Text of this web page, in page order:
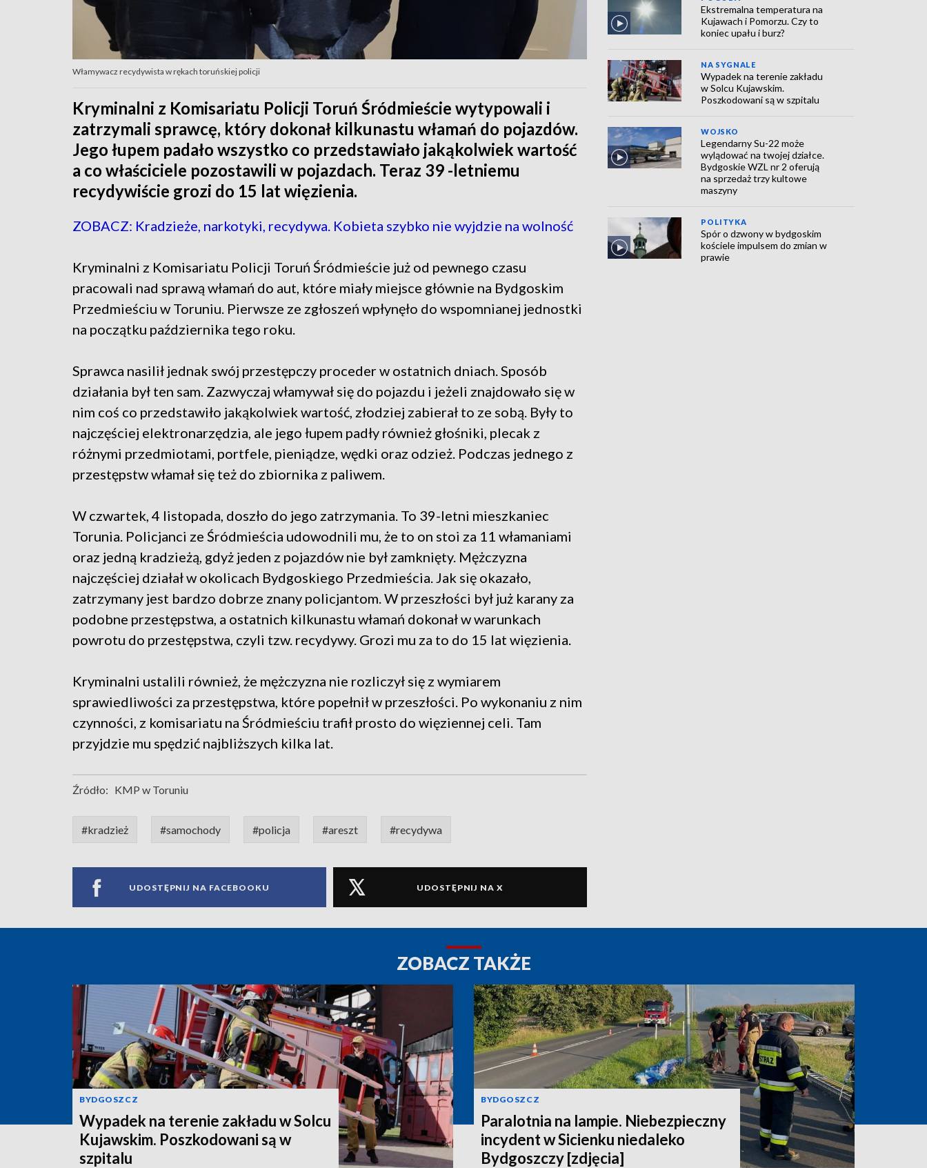
Włamywacz recydywista w rękach toruńskiej policji
Kryminalni z Komisariatu Policji Toruń Śródmieście wytypowali i
zatrzymali sprawcę, który dokonał kilkunastu włamań do pojazdów.
Jego łupem padało wszystko co przedstawiało jakąkolwiek wartość
a co właściciele pozostawili w pojazdach. Teraz 39 -letniemu
recydywiście grozi do 15 lat więzienia.
ZOBACZ: Kradzieże, narkotyki, recydywa. Kobieta szybko nie wyjdzie na wolność
Kryminalni z Komisariatu Policji Toruń Śródmieście już od pewnego czasu
pracowali nad sprawą włamań do aut, które miały miejsce głównie na Bydgoskim
Przedmieściu w Toruniu. Pierwsze ze zgłoszeń wpłynęło do wspomnianej jednostki
na początku października tego roku.
Sprawca nasilił jednak swój przestępczy proceder w ostatnich dniach. Sposób
działania był ten sam. Zazwyczaj włamywał się do pojazdu i jeżeli znajdowało się w
nim coś co przedstawiło jakąkolwiek wartość, złodziej zabierał to ze sobą. Były to
najczęściej elektronarzędzia, ale jego łupem padły również głośniki, plecak z
różnymi przedmiotami, portfele, pieniądze, wędki oraz odzież. Podczas jednego z
przestępstw włamał się też do zbiornika z paliwem.
W czwartek, 4 listopada, doszło do jego zatrzymania. To 39-letni mieszkaniec
Torunia. Policjanci ze Śródmieścia udowodnili mu, że to on stoi za 11 włamaniami
oraz jedną kradzieżą, gdyż jeden z pojazdów nie był zamknięty. Mężczyzna
najczęściej działał w okolicach Bydgoskiego Przedmieścia. Jak się okazało,
zatrzymany jest bardzo dobrze znany policjantom. W przeszłości był już karany za
podobne przestępstwa, a ostatnich kilkunastu włamań dokonał w warunkach
powrotu do przestępstwa, czyli tzw. recydywy. Grozi mu za to do 15 lat więzienia.
Kryminalni ustalili również, że mężczyzna nie rozliczył się z wymiarem
sprawiedliwości za przestępstwa, które popełnił w przeszłości. Po wykonaniu z nim
czynności, z komisariatu na Śródmieściu trafił prosto do więziennej celi. Tam
przyjdzie mu spędzić najbliższych kilka lat.
Źródło: KMP w Toruniu
#kradzież #samochody #policja #areszt #recydywa
UDOSTĘPNIJ NA FACEBOOKU UDOSTĘPNIJ NA X
Ekstremalna temperatura na
Kujawach i Pomorzu. Czy to
koniec upału i burz?
NA SYGNALE
Wypadek na terenie zakładu
w Solcu Kujawskim.
Poszkodowani są w szpitalu
WOJSKO
Legendarny Su-22 może
wylądować na twojej działce.
Bydgoskie WZL nr 2 oferują
na sprzedaż trzy kultowe
maszyny
POLITYKA
Spór o dzwony w bydgoskim
kościele impulsem do zmian w
prawie
ZOBACZ TAKŻE
BYDGOSZCZ
Wypadek na terenie zakładu w Solcu
Kujawskim. Poszkodowani są w
szpitalu
BYDGOSZCZ
Paralotnia na lampie. Niebezpieczny
incydent w Sicienku niedaleko
Bydgoszczy [zdjęcia]